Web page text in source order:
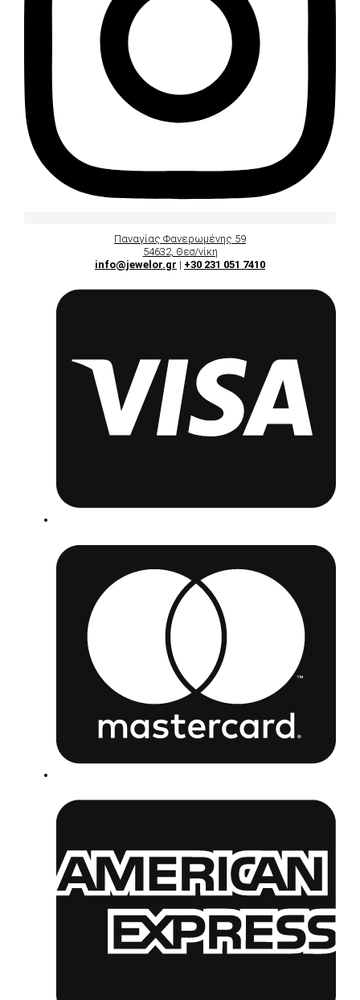
Παναγίας Φανερωμένης 59
54632, Θεσ/νίκη
info@jewelor.gr | +30 231 051 7410